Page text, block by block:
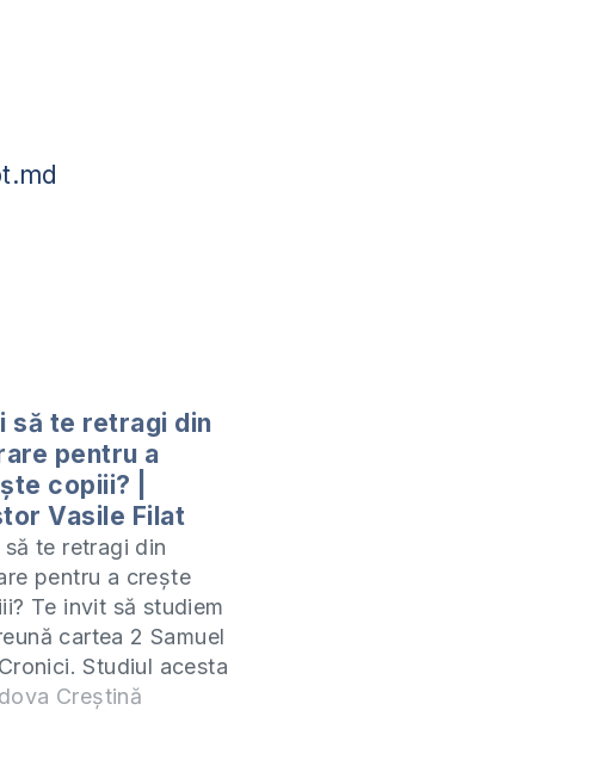
să te retragi din
pentru a
copiii? |
Vasile Filat
să te retragi din
pentru a crește
Te invit să studiem
cartea 2 Samuel
Studiul acesta
online (ZOOM) în
Creștină